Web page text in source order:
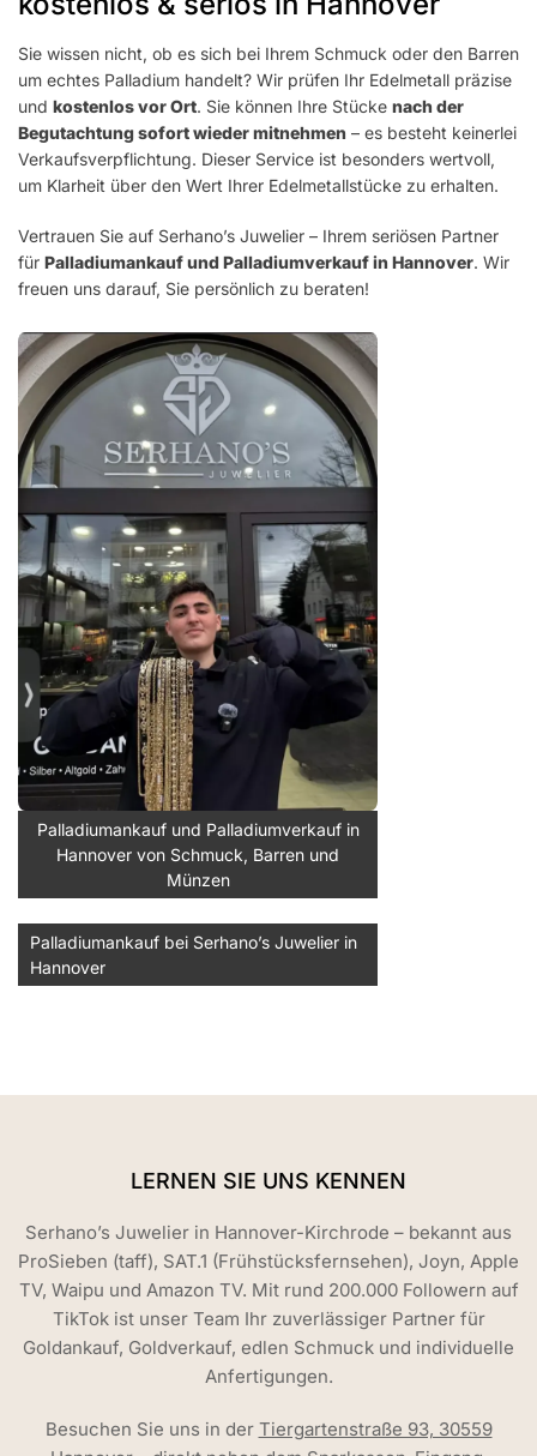
Sie wissen nicht, ob es sich bei Ihrem Schmuck oder den Barren
um echtes Palladium handelt? Wir prüfen Ihr Edelmetall präzise
und kostenlos vor Ort. Sie können Ihre Stücke nach der
Begutachtung sofort wieder mitnehmen – es besteht keinerlei
Verkaufsverpflichtung. Dieser Service ist besonders wertvoll,
um Klarheit über den Wert Ihrer Edelmetallstücke zu erhalten.
Vertrauen Sie auf Serhano’s Juwelier – Ihrem seriösen Partner
für Palladiumankauf und Palladiumverkauf in Hannover. Wir
freuen uns darauf, Sie persönlich zu beraten!
Palladiumankauf und Palladiumverkauf in
Hannover von Schmuck, Barren und
Münzen
Palladiumankauf bei Serhano’s Juwelier in
Hannover
LERNEN SIE UNS KENNEN
Serhano’s Juwelier in Hannover-Kirchrode – bekannt aus
ProSieben (taff), SAT.1 (Frühstücksfernsehen), Joyn, Apple
TV, Waipu und Amazon TV. Mit rund 200.000 Followern auf
TikTok ist unser Team Ihr zuverlässiger Partner für
Goldankauf, Goldverkauf, edlen Schmuck und individuelle
Anfertigungen.
Besuchen Sie uns in der Tiergartenstraße 93, 30559